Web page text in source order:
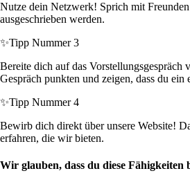
Nutze dein Netzwerk! Sprich mit
ausgeschrieben werden.
✨Tipp Nummer 3
Bereite dich auf das
Gespräch punkten und zeigen, dass du ein
✨Tipp Nummer 4
Bewirb dich direkt über unsere Website!
erfahren, die wir bieten.
Wir glauben, dass du diese